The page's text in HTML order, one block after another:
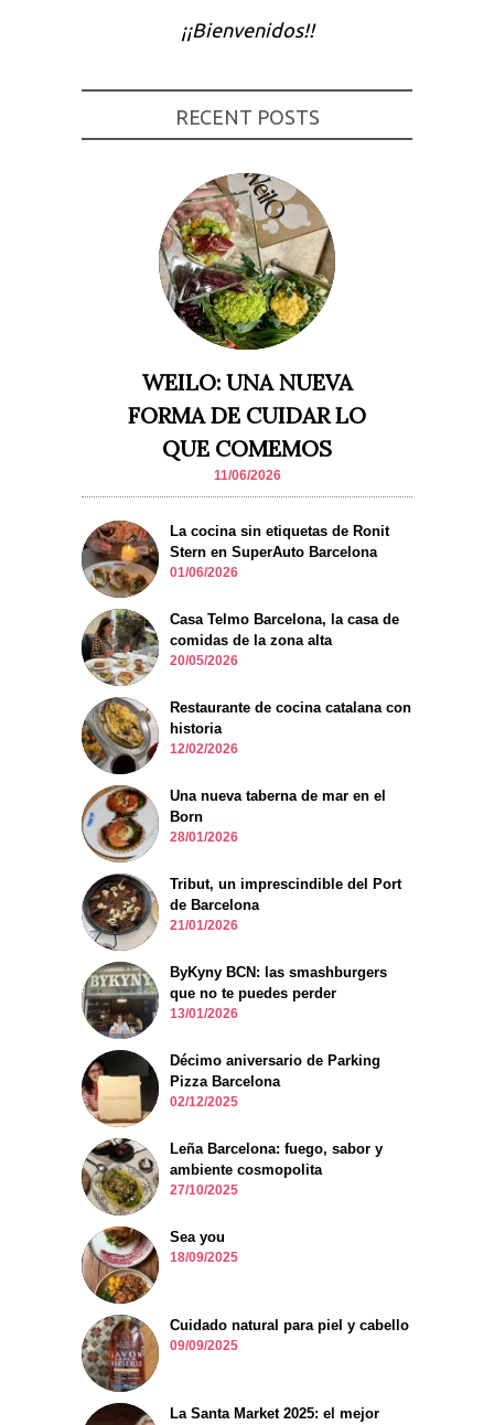
¡¡Bienvenidos!!
RECENT POSTS
WEILO: UNA NUEVA
FORMA DE CUIDAR LO
QUE COMEMOS
11/06/2026
La cocina sin etiquetas de Ronit
Stern en SuperAuto Barcelona
01/06/2026
Casa Telmo Barcelona, la casa de
comidas de la zona alta
20/05/2026
Restaurante de cocina catalana con
historia
12/02/2026
Una nueva taberna de mar en el
Born
28/01/2026
Tribut, un imprescindible del Port
de Barcelona
21/01/2026
ByKyny BCN: las smashburgers
que no te puedes perder
13/01/2026
Décimo aniversario de Parking
Pizza Barcelona
02/12/2025
Leña Barcelona: fuego, sabor y
ambiente cosmopolita
27/10/2025
Sea you
18/09/2025
Cuidado natural para piel y cabello
09/09/2025
La Santa Market 2025: el mejor